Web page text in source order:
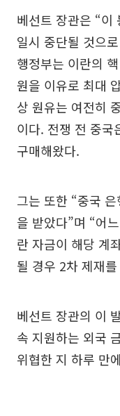
베선트 장관은 “이
일시 중단될 것으
행정부는 이란의
원을 이유로 최대
상 원유는 여전히
이다. 전쟁 전 중국
구매해왔다.
그는 또한 “중국
을 받았다”며 “어
란 자금이 해당 계
될 경우 2차 제재
베선트 장관의 이
속 지원하는 외국
위협한 지 하루 만